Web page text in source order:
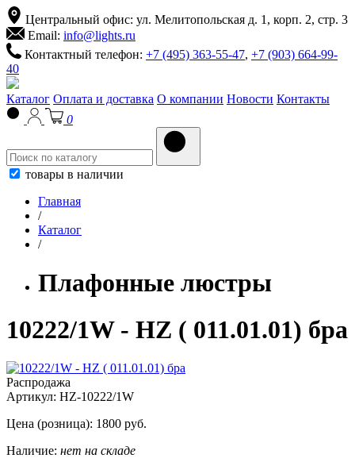
Центральный офис: ул. Мелитопольская д. 1, корп. 2, стр. 3
Email: info@lights.ru
Контактный телефон: +7 (495) 363-55-47, +7 (903) 664-99-
40
Каталог Оплата и доставка О компании Новости Контакты
0
товары в наличии
Главная
/
Каталог
/
Плафонные люстры
10222/1W - HZ ( 011.01.01) бра
Распродажа
Артикул: HZ-10222/1W
Цена (розница): 1800 руб.
Наличие: нет на складе